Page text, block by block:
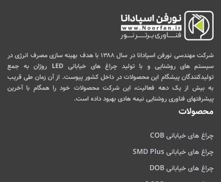
شرکت مهندسی نورفن اسپادانا در سال ۱۳۸۸ با هدف بهینه سازی مصرف انرژی در
سیستم های روشنایی و با تولید چراغ های خیابانی LED روژان به جمع
تولیدکنندگان پیشگام این محصولات در داخل کشور پیوست. از آن زمان طی قریب
به بیش از یک دهه فعالیت، این شرکت محصولات خود را همگام با آخرین
پیشرفتهای فناوری روشنایی نیمه هادی بهبود داده است.
محصولات
چراغ های خیابانی COB
چراغ های خیابانی SMD Plus
چراغ های خیابانی DOB